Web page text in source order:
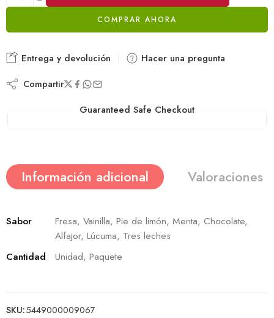
COMPRAR AHORA
Entrega y devolución Hacer una pregunta
Compartir
Guaranteed Safe Checkout
Información adicional Valoraciones
Sabor
Fresa, Vainilla, Pie de limón, Menta, Chocolate,
Alfajor, Lúcuma, Tres leches
Cantidad
Unidad, Paquete
SKU:5449000009067